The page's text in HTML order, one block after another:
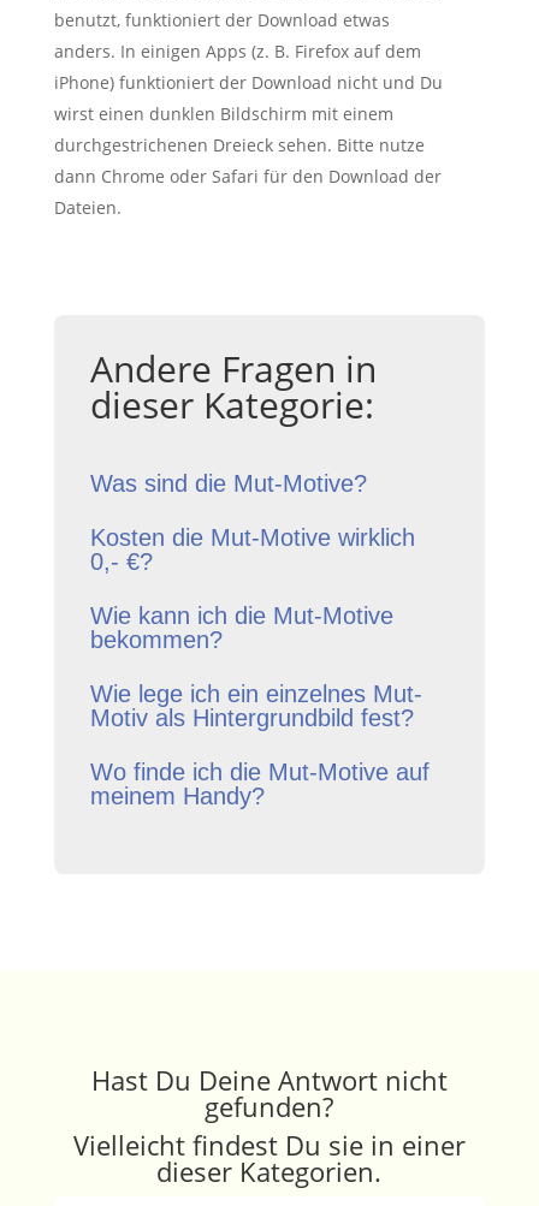
benutzt, funktioniert der Download etwas
anders. In einigen Apps (z. B. Firefox auf dem
iPhone) funktioniert der Download nicht und Du
wirst einen dunklen Bildschirm mit einem
durchgestrichenen Dreieck sehen. Bitte nutze
dann Chrome oder Safari für den Download der
Dateien.
Andere Fragen in
dieser Kategorie:
Was sind die Mut-Motive?
Kosten die Mut-Motive wirklich
0,- €?
Wie kann ich die Mut-Motive
bekommen?
Wie lege ich ein einzelnes Mut-
Motiv als Hintergrundbild fest?
Wo finde ich die Mut-Motive auf
meinem Handy?
Hast Du Deine Antwort nicht
gefunden?
Vielleicht findest Du sie in einer
dieser Kategorien.